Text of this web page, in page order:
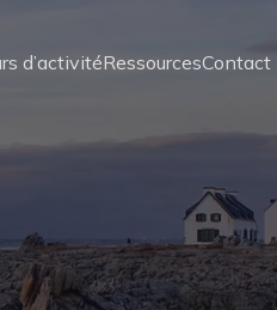
d’activitéRessourcesContact